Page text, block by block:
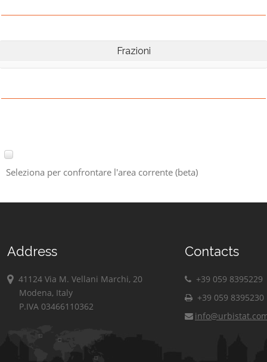
Frazioni
Seleziona per confrontare l'area corrente (beta)
Address
41124 Via M. Vellani Marchi, 20
Modena, Italy
P.IVA 03466110362
Contacts
+39 059 8395229
+39 059 8395230